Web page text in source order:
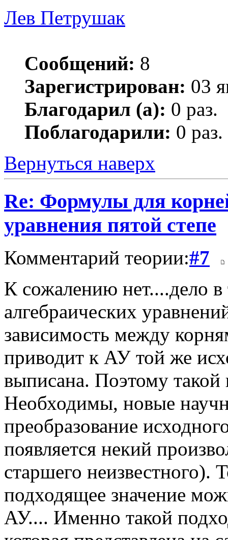
Лев Петрушак
Сообщений: 8
Зарегистрирован: 03
Благодарил (а): 0 раз.
Поблагодарили: 0 раз.
Вернуться наверх
Re: Формулы для
уравнения пятой степе
Комментарий теории:#7
К сожалению нет....дело в
алгебраических
зависимость между
приводит к АУ той же
выписана. Поэтому такой
Необходимы, новые
преобразование
появляется некий
старшего неизвестного).
подходящее значение
АУ.... Именно такой